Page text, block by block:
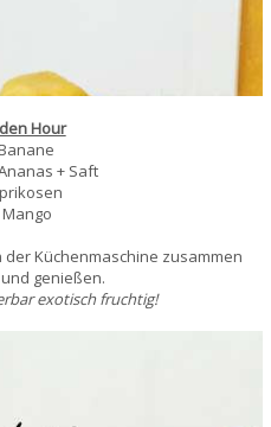
Hour
+ Saft
Küchenmaschine zusammen
genießen.
exotisch fruchtig!